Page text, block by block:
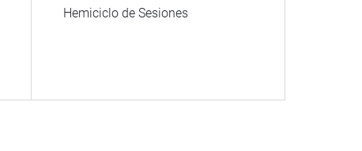
Hemiciclo de Sesiones